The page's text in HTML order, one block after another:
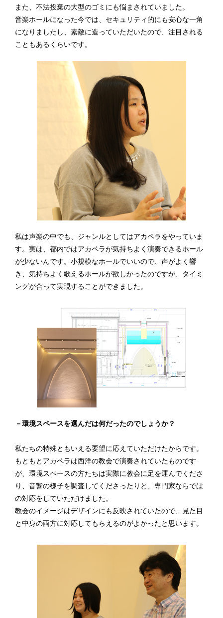
また、不法投棄の大型のゴミにも悩まされていました。
音楽ホールになった今では、セキュリティ的にも安心な一角
になりましたし、素敵に造っていただいたので、注目される
こともあるくらいです。
私は声楽の中でも、ジャンルとしてはアカペラをやっていま
す。実は、都内ではアカペラが気持ちよく演奏できるホール
が少ないんです。小規模なホールでいいので、声がよく響
き、気持ちよく歌えるホールが欲しかったのですが、タイミ
ングが合って実現することができました。
－環境スペースを選んだは何だったのでしょうか？
私たちの特殊ともいえる要望に応えていただけたからです。
もともとアカペラは西洋の教会で演奏されていたものです
が、環境スペースの方たちは実際に教会に足を運んでくださ
り、音響の様子を調査してくださったりと、専門家ならでは
の対応をしていただけました。
教会のイメージはデザインにも反映されていたので、見た目
と中身の両方に対応してもらえるのがよかったと思います。